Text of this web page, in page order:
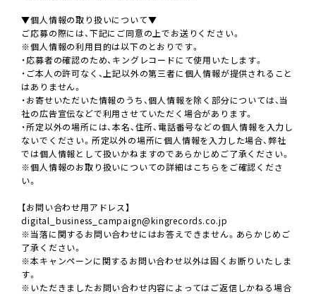
▼個人情報の取り扱いについて▼
ご応募の際には、下記にご同意の上でお送りください。
※個人情報の利用目的は以下のとおりです。
・応募者の確認のため、キングレコードにて使用いたします。
・ご本人の許可なく、上記以外の第三者に個人情報が提供されること
はありません。
・お寄せいただいた情報のうち、個人情報を除く部分については、当
社の広告宣伝などで利用させていただく場合があります。
・所定以外の場所には、本名、住所、電話番号などの個人情報を入力し
ないでください。所定以外の場所に個人情報を入力した場合、弊社
では個人情報として扱いかねますのであらかじめご了承ください。
※個人情報のお取り扱いについての詳細はこちらをご確認くださ
い。
【お問い合わせ用アドレス】
digital_business_campaign@kingrecords.co.jp
※当落に関するお問い合わせにはお答えできません。あらかじめご
了承ください。
※本キャンペーンに関するお問い合わせ以外は固くお断りいたしま
す。
※いただきましたお問い合わせ内容によってはご返信しかねる場合